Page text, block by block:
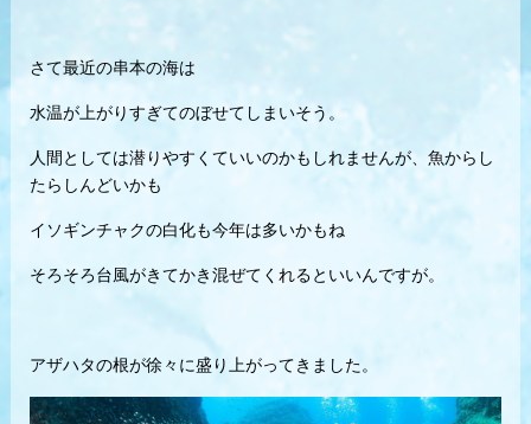
さて最近の串本の海は
水温が上がりすぎてのぼせてしまいそう。
人間としては潜りやすくていいのかもしれませんが、魚からし
たらしんどいかも
イソギンチャクの白化も今年は多いかもね
そろそろ台風がきてかき混ぜてくれるといいんですが。
アザハタの根が徐々に盛り上がってきました。